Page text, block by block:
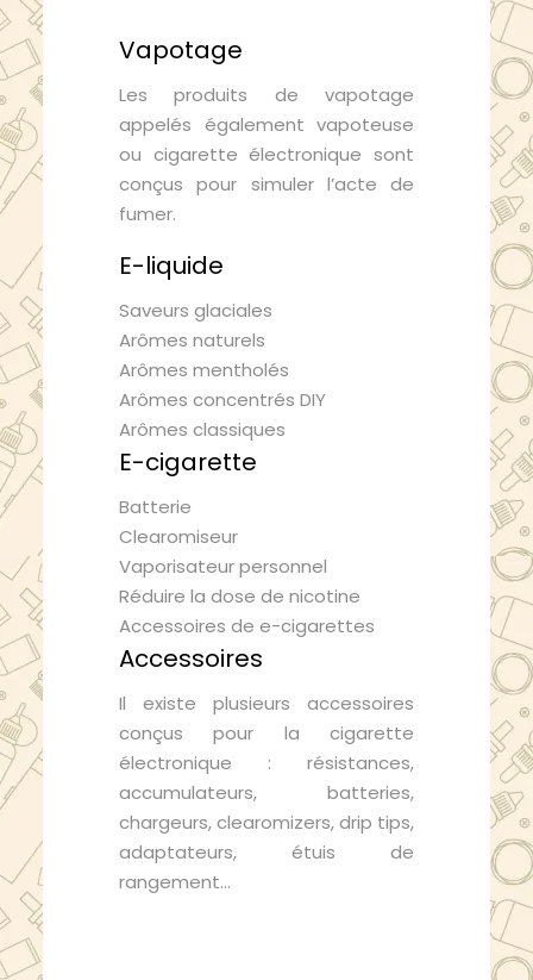
Vapotage
Les produits de vapotage
appelés également vapoteuse
ou cigarette électronique sont
conçus pour simuler l’acte de
fumer.
E-liquide
Saveurs glaciales
Arômes naturels
Arômes mentholés
Arômes concentrés DIY
Arômes classiques
E-cigarette
Batterie
Clearomiseur
Vaporisateur personnel
Réduire la dose de nicotine
Accessoires de e-cigarettes
Accessoires
Il existe plusieurs accessoires
conçus pour la cigarette
électronique : résistances,
accumulateurs, batteries,
chargeurs, clearomizers, drip tips,
adaptateurs, étuis de
rangement…